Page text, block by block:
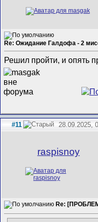
Re: Ожидание Галдофа - 2
Решил пройти, и опять
#11 28.09.2025,
raspisnoy
Re: